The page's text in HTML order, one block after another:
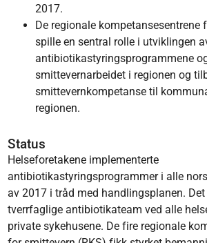
2017.
De regionale kompetansesentrene
spille en sentral rolle i utviklingen
antibiotikastyringsprogrammene
smittevernarbeidet i regionen og
smittevernkompetanse til
regionen.
Status
Helseforetakene implementerte
antibiotikastyringsprogrammer i alle
av 2017 i tråd med handlingsplanen.
tverrfaglige antibiotikateam ved alle
private sykehusene. De fire regionale